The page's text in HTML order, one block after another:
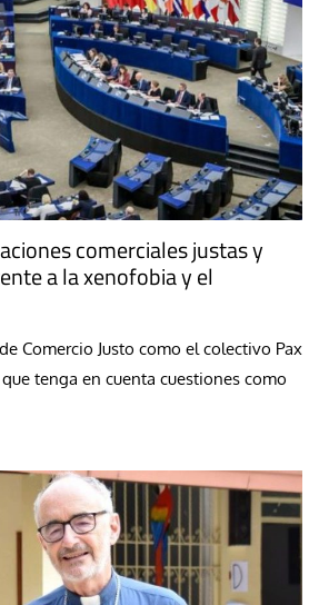
comerciales justas y
a la xenofobia y el
Comercio Justo como el colectivo Pax
tenga en cuenta cuestiones como